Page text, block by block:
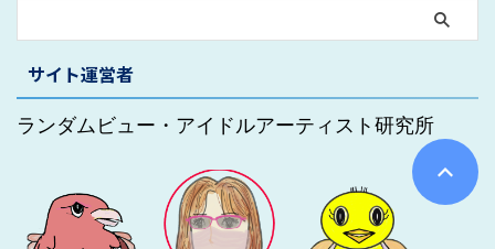
サイト運営者
ランダムビュー・アイドルアーティスト研究所